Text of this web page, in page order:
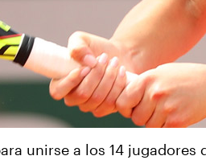
unirse a los 14 jugadores